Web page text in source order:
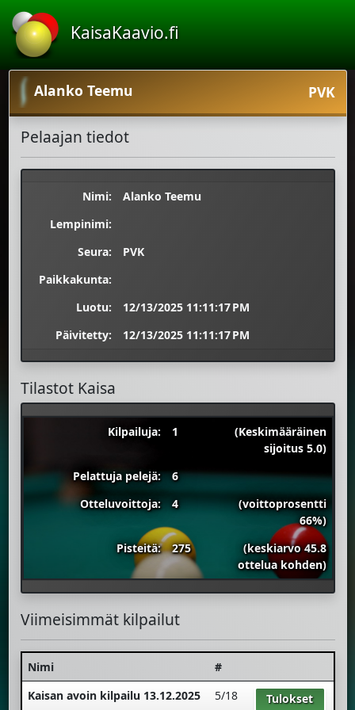
KaisaKaavio.fi
Alanko Teemu PVK
Pelaajan tiedot
Nimi:
Alanko Teemu
Lempinimi:
Seura:
PVK
Paikkakunta:
Luotu:
12/13/2025 11:11:17 PM
Päivitetty:
12/13/2025 11:11:17 PM
Tilastot Kaisa
Kilpailuja: 1
(Keskimääräinen
sijoitus 5.0)
Pelattuja pelejä:
6
Otteluvoittoja:
4
(voittoprosentti
66%)
Pisteitä:
275
(keskiarvo 45.8
ottelua kohden)
Viimeisimmät kilpailut
Nimi
#
Kaisan avoin kilpailu 13.12.2025
5/18 Tulokset